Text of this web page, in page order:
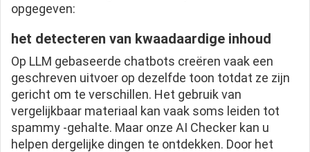
opgegeven:
het detecteren van kwaadaardige inhoud
Op LLM gebaseerde chatbots creëren vaak een
geschreven uitvoer op dezelfde toon totdat ze zijn
gericht om te verschillen. Het gebruik van
vergelijkbaar materiaal kan vaak soms leiden tot
spammy -gehalte. Maar onze AI Checker kan u
helpen dergelijke dingen te ontdekken. Door het